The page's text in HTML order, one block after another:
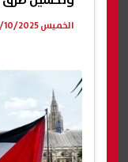
الخميس 30/10/2025 10:49 م